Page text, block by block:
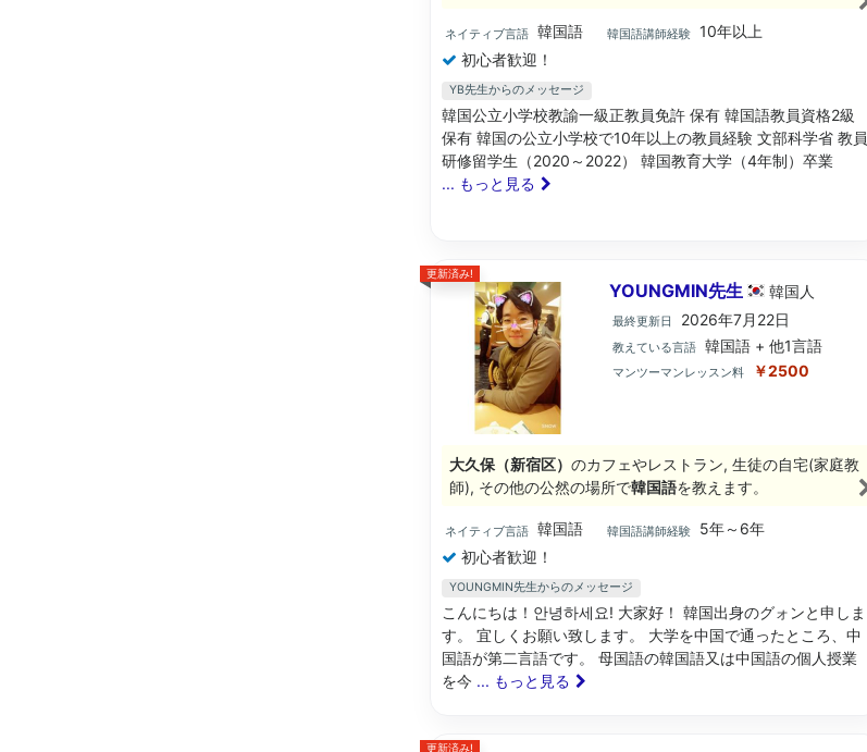
ネイティブ言語 韓国語 韓国語講師経験
10年以上
初心者歓迎！
YB先生からのメッセージ
韓国公立小学校教諭一級正教員免許 保有 韓国語教員資格2級
保有 韓国の公立小学校で10年以上の教員経験 文部科学省 教員
研修留学生（2020～2022） 韓国教育大学（4年制）卒業
... もっと見る
更新済み!
YOUNGMIN先生 韓国 人
最終更新日 2026年7月22日
教えている言語 韓国語 + 他1言語
マンツーマンレッスン料 ￥2500
大久保（新宿区） のカフェやレストラン, 生徒の自宅(家庭教
師), その他の公然の場所で韓国語を教えます。
ネイティブ言語 韓国語 韓国語講師経験
5年～6年
初心者歓迎！
YOUNGMIN先生からのメッセージ
こんにちは！안녕하세요! 大家好！ 韓国出身のグォンと申しま
す。 宜しくお願い致します。 大学を中国で通ったところ、中
国語が第二言語です。 母国語の韓国語又は中国語の個人授業
を今 ... もっと見る
更新済み!